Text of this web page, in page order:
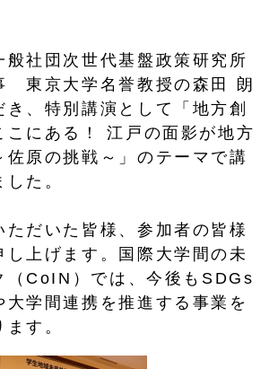
般社団次世代基盤政策研究所
東京大学名誉教授の森田 朗
き、特別講演として「地方創
こにある！ 江戸の面影が地方
佐原の挑戦～」のテーマで講
た。
ただいた皆様、参加者の皆様
し上げます。国際大学間の未
（CoIN）では、今後もSDGs
大学間連携を推進する事業を
す。